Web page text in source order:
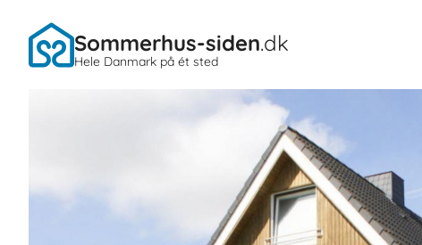
Sommerhus-siden.dk
Hele Danmark på ét sted